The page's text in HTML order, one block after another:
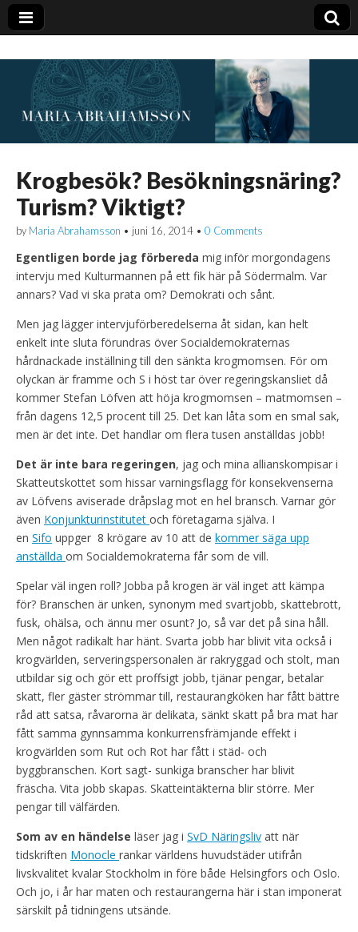
Krogbesök? Besökningsnäring?
Turism? Viktigt?
by Maria Abrahamsson • juni 16, 2014 • 0 Comments
Egentligen borde jag förbereda mig inför morgondagens
intervju med Kulturmannen på ett fik här på Södermalm. Var
annars? Vad vi ska prata om? Demokrati och sånt.
Men jag lägger intervjuförberedelserna åt sidan, kan helt
enkelt inte sluta förundras över Socialdemokraternas
hårdnackade inställning till den sänkta krogmomsen. För om
olyckan är framme och S i höst tar över regeringskansliet då
kommer Stefan Löfven att höja krogmomsen – matmomsen –
från dagens 12,5 procent till 25. Det kan låta som en smal sak,
men är det inte. Det handlar om flera tusen anställdas jobb!
Det är inte bara regeringen, jag och mina allianskompisar i
Skatteutskottet som hissar varningsflagg för konsekvenserna
av Löfvens aviserade dråpslag mot en hel bransch. Varnar gör
även Konjunkturinstitutet och företagarna själva. I
en Sifo uppger 8 krögare av 10 att de kommer säga upp
anställda om Socialdemokraterna får som de vill.
Spelar väl ingen roll? Jobba på krogen är väl inget att kämpa
för? Branschen är unken, synonym med svartjobb, skattebrott,
fusk, ohälsa, och ännu mer osunt? Jo, så var det på sina håll.
Men något radikalt har hänt. Svarta jobb har blivit vita också i
krogvärlden, serveringspersonalen är rakryggad och stolt, man
utbildar sig och gör ett proffsigt jobb, tjänar pengar, betalar
skatt, fler gäster strömmar till, restaurangköken har fått bättre
råd att satsa, råvarorna är delikata, sänkt skatt på bra mat har
fått samma gynnsamma konkurrensfrämjande effekt i
krogvärlden som Rut och Rot har fått i städ- och
byggbranschen. Kort sagt- sunkiga branscher har blivit
fräscha. Vita jobb skapas. Skatteintäkterna blir större. Mer
pengar till välfärden.
Som av en händelse läser jag i SvD Näringsliv att när
tidskriften Monocle rankar världens huvudstäder utifrån
livskvalitet kvalar Stockholm in före både Helsingfors och Oslo.
Och jo, i år har maten och restaurangerna här i stan imponerat
särskilt på tidningens utsände.